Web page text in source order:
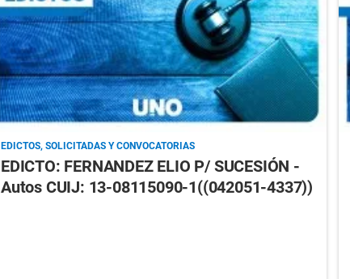
EDICTOS, SOLICITADAS Y CONVOCATORIAS
EDICTO: FERNANDEZ ELIO P/ SUCESIÓN -
Autos CUIJ: 13-08115090-1((042051-4337))